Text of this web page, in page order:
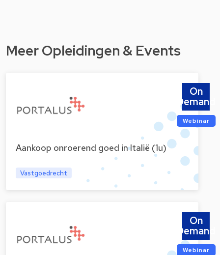
Meer Opleidingen & Events
Aankoop onroerend goed in Italië (1u)
Vastgoedrecht
On
Demand
Webinar
On
Demand
Webinar